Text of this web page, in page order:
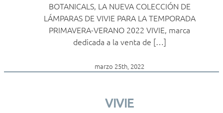
BOTANICALS, LA NUEVA COLECCIÓN DE
LÁMPARAS DE VIVIE PARA LA TEMPORADA
PRIMAVERA-VERANO 2022 VIVIE, marca
dedicada a la venta de […]
marzo 25th, 2022
VIVIE